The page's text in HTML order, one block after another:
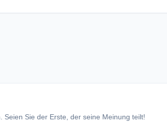
Seien Sie der Erste, der seine Meinung teilt!